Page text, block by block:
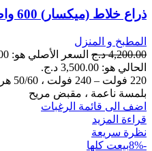
ذراع خلاط (ميكسار) 600 واط تيراكس 🇳🇱
المطبخ و المنزل
4,200.00 د.ج السعر الأصلي هو: 4,200.00 د.ج.
الحالي هو: 3,500.00 د.ج.
بلمسة ناعمة ، مقبض مريح
اضف الى قائمة الرغبات
قراءة المزيد
نظرة سريعة
-8%
بيعت كلها